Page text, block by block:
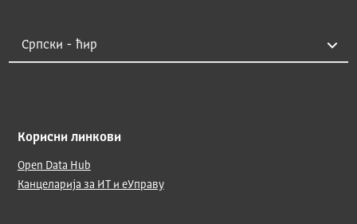
Корисни линкови
Open Data Hub
Канцеларија за ИТ и еУправу